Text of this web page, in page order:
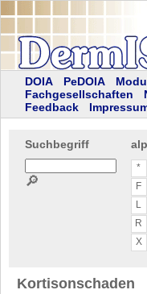
DOIA PeDOIA
Fachgesellschaften
Feedback
Suchbegriff
🔎
*
F
L
R
X
Kortisonschaden